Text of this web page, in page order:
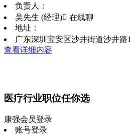
负责人：
吴先生 (经理) 在线聊
地址：
广东深圳宝安区沙井街道沙井路
查看详细内容
医疗行业职位任你选
康强会员登录
账号登录